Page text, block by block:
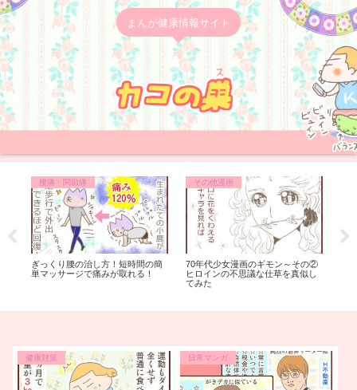
まんが健康情報サイト
腰痛・関節痛
ぎっくり腰の治し方！短時間の簡
単マッサージで痛みが取れる！
その他漫画
70年代少女漫画のギモン～その②
ヒロインの不思議な仕草を真似し
てみた
健康対策 日常マンガ